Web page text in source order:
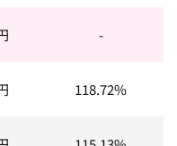
-
118.72%